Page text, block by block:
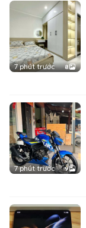
7 phút trước 8
7 phút trước 9